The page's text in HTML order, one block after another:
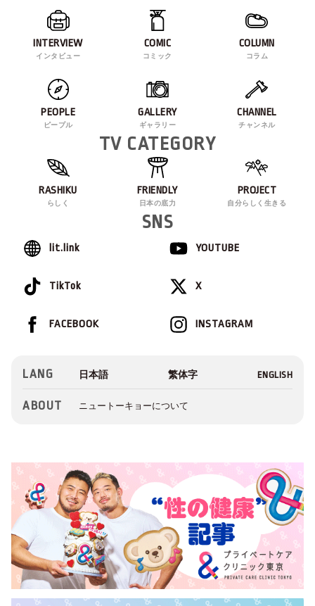
INTERVIEW
インタビュー
COMIC
コミック
COLUMN
コラム
PEOPLE
ピープル
GALLERY
ギャラリー
CHANNEL
チャンネル
TV CATEGORY
RASHIKU
らしく
FRIENDLY
日本の底力
PROJECT
自分らしく生きる
SNS
lit.link YOUTUBE
TikTok X
INSTAGRAM
FACEBOOK
LANG
ABOUT ニュートーキョーについて